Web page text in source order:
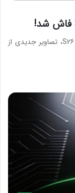
در فاصله کوتاهی تا معرفی احتمالی سری گلکسی S26، تصاویر جدیدی از